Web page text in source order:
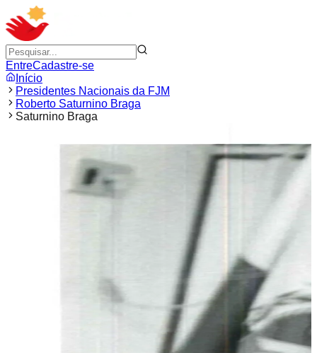
EntreCadastre-se
Início
Presidentes Nacionais da FJM
Roberto Saturnino Braga
Saturnino Braga